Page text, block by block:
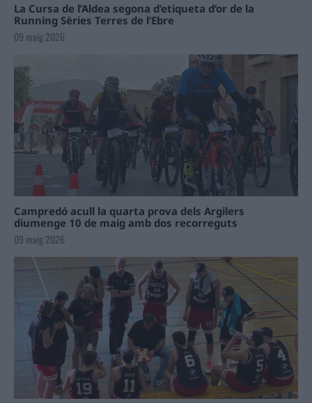
La Cursa de l’Aldea segona d’etiqueta d’or de la
Running Sèries Terres de l’Ebre
09 maig 2026
Campredó acull la quarta prova dels Argilers
diumenge 10 de maig amb dos recorreguts
09 maig 2026